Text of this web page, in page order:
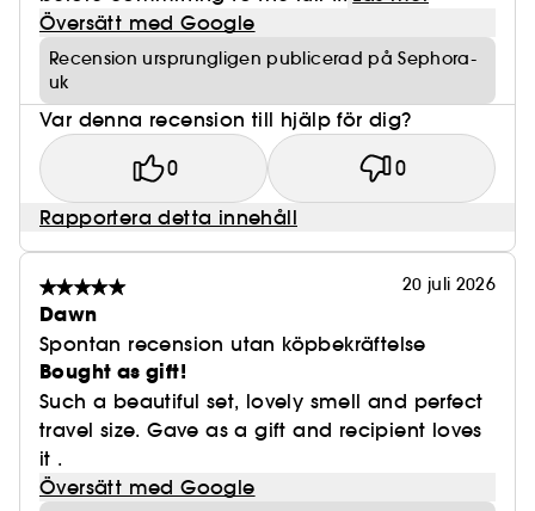
Översätt med Google
Recension ursprungligen publicerad på Sephora-
uk
Var denna recension till hjälp för dig?
0 0
Rapportera detta innehåll
20 juli 2026
Dawn
Spontan recension utan köpbekräftelse
Bought as gift!
Such a beautiful set, lovely smell and perfect
travel size. Gave as a gift and recipient loves
it .
Översätt med Google